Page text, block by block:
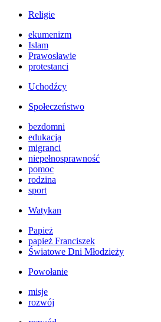
Religie
ekumenizm
Islam
Prawosławie
protestanci
Uchodźcy
Społeczeństwo
bezdomni
edukacja
migranci
niepełnosprawność
pomoc
rodzina
sport
Watykan
Papież
papież Franciszek
Światowe Dni Młodzieży
Powołanie
misje
rozwój